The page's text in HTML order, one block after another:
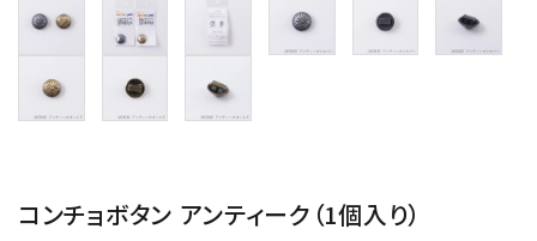
お問い合わせ
コンチョボタン アンティーク（1個入り）